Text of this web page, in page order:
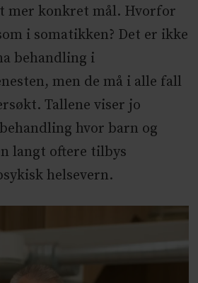
mer konkret mål. Hvorfor
i somatikken? Det er ikke
behandling i
men de må i alle fall
Tallene viser jo
hvor barn og
langt oftere tilbys
helsevern.